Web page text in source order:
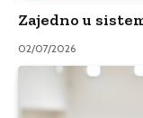
Zajedno u
02/07/2026